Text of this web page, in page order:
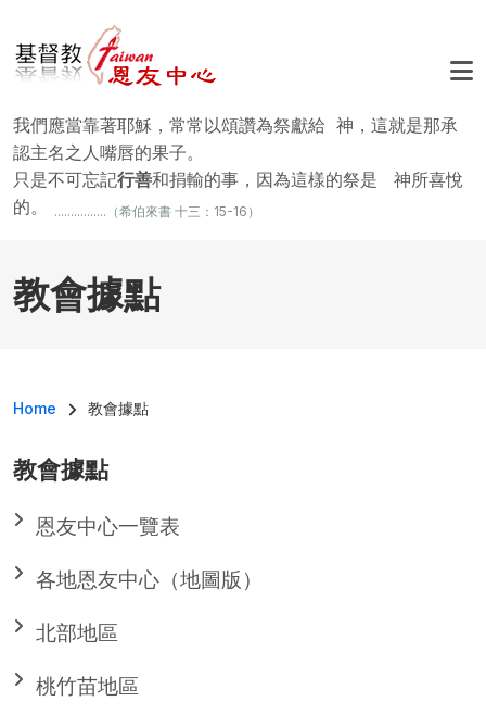
我們應當靠著耶穌，常常以頌讚為祭獻給 神，這就是那承
認主名之人嘴唇的果子。
只是不可忘記行善和捐輸的事，因為這樣的祭是 神所喜悅
的。
................（希伯來書 十三：15-16）
教會據點
Breadcrumb
Home 教會據點
教會據點
恩友中心一覽表
各地恩友中心（地圖版）
北部地區
桃竹苗地區